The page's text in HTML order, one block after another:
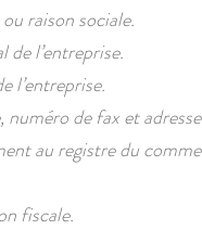
raison sociale.
de l’entreprise.
l’entreprise.
de fax et
au registre du
fiscale.